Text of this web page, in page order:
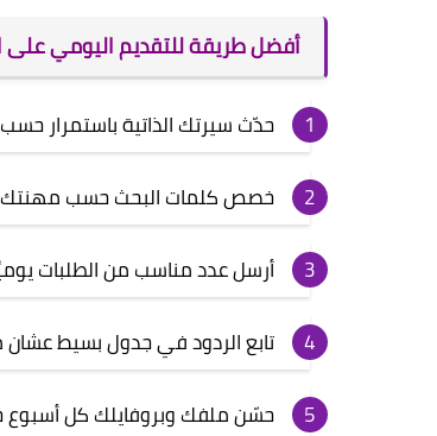
أفضل طريقة للتقديم اليومي على
حدّث سيرتك الذاتية باستمرار
خصص كلمات البحث حسب مهنتك
أرسل عدد مناسب من الطلبات
تابع الردود في جدول بسيط
حسّن ملفك وبروفايلك كل أسبوع